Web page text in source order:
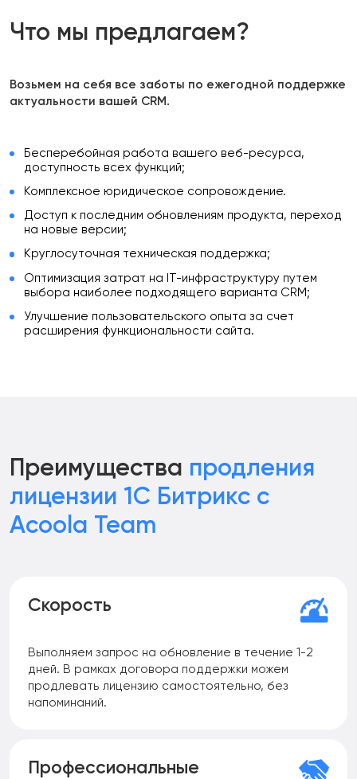
Что мы предлагаем?
Возьмем на себя все заботы по ежегодной поддержке
актуальности вашей CRM.
Бесперебойная работа вашего веб-ресурса,
доступность всех функций;
Комплексное юридическое сопровождение.
Доступ к последним обновлениям продукта, переход
на новые версии;
Круглосуточная техническая поддержка;
Оптимизация затрат на IT-инфраструктуру путем
выбора наиболее подходящего варианта CRM;
Улучшение пользовательского опыта за счет
расширения функциональности сайта.
Преимущества продления
лицензии 1С Битрикс с
Acoola Team
Скорость
Выполняем запрос на обновление в течение 1-2
дней. В рамках договора поддержки можем
продлевать лицензию самостоятельно, без
напоминаний.
Профессиональные